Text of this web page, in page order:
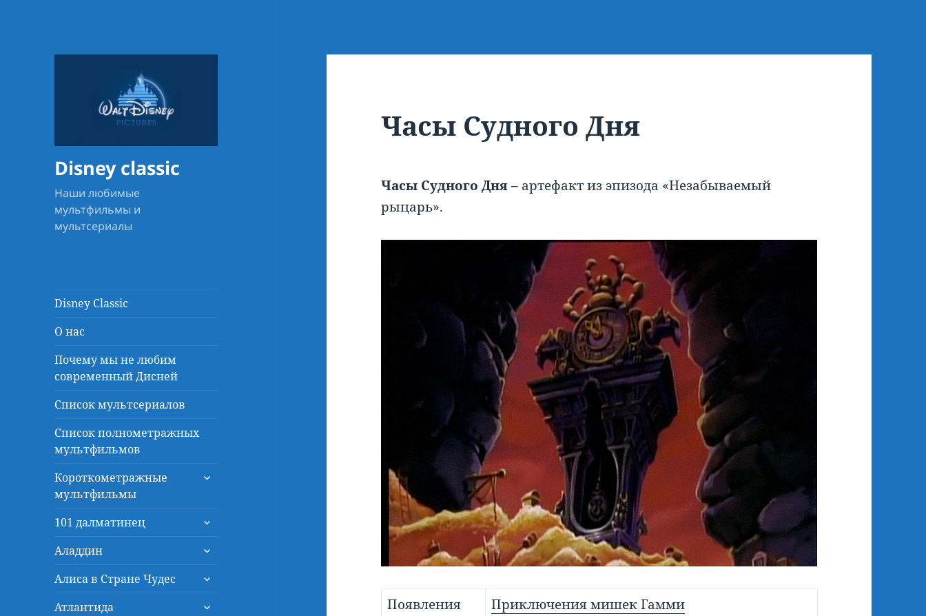
Disney classic
Наши любимые
мультфильмы и
мультсериалы
Disney Classic
О нас
Почему мы не любим
современный Дисней
Список мультсериалов
Список полнометражных
мультфильмов
Короткометражные
мультфильмы
раскрыть
101 далматинец
раскрыть
меню
Аладдин
раскрыть
меню
Алиса в Стране Чудес
раскрыть
меню
Атлантида
раскрыть
Часы Судного Дня
Часы Судного Дня – артефакт из эпизода «Незабываемый
рыцарь».
Появления
Приключения мишек Гамми